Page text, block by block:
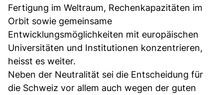
Fertigung im Weltraum, Rechenkapazitäten im
Orbit sowie gemeinsame
Entwicklungsmöglichkeiten mit europäischen
Universitäten und Institutionen konzentrieren,
heisst es weiter.
Neben der Neutralität sei die Entscheidung für
die Schweiz vor allem auch wegen der guten